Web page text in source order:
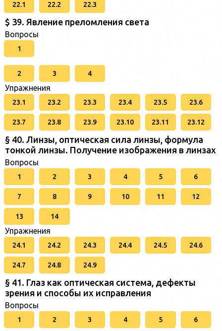
22.1 22.2 22.3
$ 39. Явление преломления света
Вопросы
1
2 3 4
Упражнения
23.1 23.2 23.3 23.4 23.5 23.6
23.7 23.8 23.9 23.10 23.11 23.12
§ 40. Линзы, оптическая сила линзы, формула
тонкой линзы. Получение изображения в линзах
Вопросы
1 2 3 4 5 6
7 8 9 10 11 12
13 14
Упражнения
24.1 24.2 24.3 24.4 24.5 24.6
24.7 24.8 24.9
§ 41. Глаз как оптическая система, дефекты
зрения и способы их исправления
Вопросы
1 2 3 4 5 6